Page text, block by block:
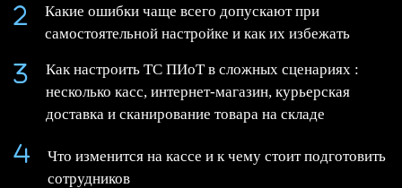
Какие ошибки чаще всего допускают при
самостоятельной настройке и как их избежать
Как настроить ТС ПИоТ в сложных сценариях :
несколько касс, интернет-магазин, курьерская
доставка и сканирование товара на складе
Что изменится на кассе и к чему стоит подготовить
сотрудников